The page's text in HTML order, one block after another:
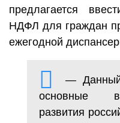
предлагается
НДФЛ для граждан
ежегодной
— Данный
основные
развития